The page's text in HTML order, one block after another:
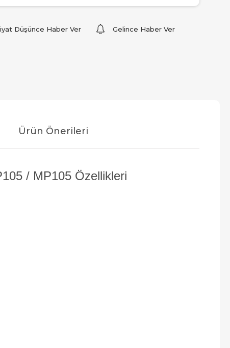
Düşünce Haber Ver Gelince Haber Ver
Ürün Önerileri
/ MP105 Özellikleri